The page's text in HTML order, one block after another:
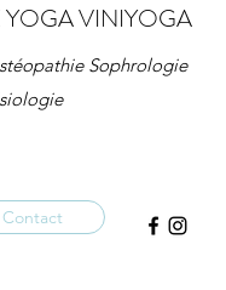
YOGA VINIYOGA
Sophrologie
Contact